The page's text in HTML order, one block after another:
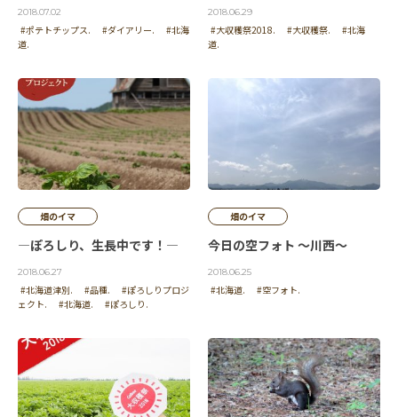
2018.07.02
#ポテトチップス. #ダイアリー.
#北海
道.
2018.06.29
#大収穫祭2018. #大収穫祭.
#北海
道.
畑のイマ
―ぽろしり、生長中です！―
2018.06.27
#北海道津別. #品種.
#ぽろしりプロジ
ェクト.
#北海道. #ぽろしり.
畑のイマ
今日の空フォト ～川西～
2018.06.25
#北海道. #空フォト.